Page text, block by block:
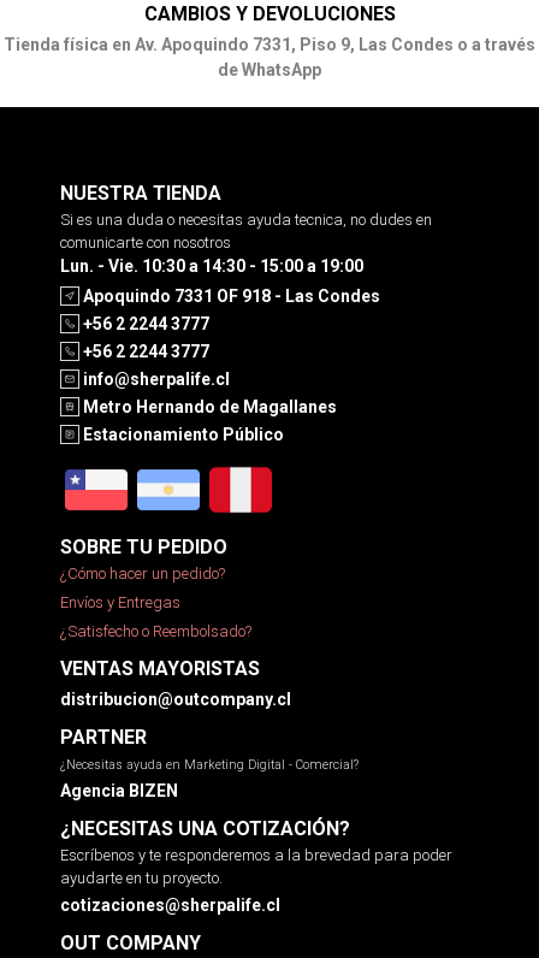
CAMBIOS Y DEVOLUCIONES
Tienda física en Av. Apoquindo 7331, Piso 9, Las Condes o a través
de WhatsApp
NUESTRA TIENDA
Si es una duda o necesitas ayuda tecnica, no dudes en
comunicarte con nosotros
Lun. - Vie. 10:30 a 14:30 - 15:00 a 19:00
Apoquindo 7331 OF 918 - Las Condes
+56 2 2244 3777
+56 2 2244 3777
info@sherpalife.cl
Metro Hernando de Magallanes
Estacionamiento Público
SOBRE TU PEDIDO
¿Cómo hacer un pedido?
Envíos y Entregas
¿Satisfecho o Reembolsado?
VENTAS MAYORISTAS
distribucion@outcompany.cl
PARTNER
¿Necesitas ayuda en Marketing Digital - Comercial?
Agencia BIZEN
¿NECESITAS UNA COTIZACIÓN?
Escríbenos y te responderemos a la brevedad para poder
ayudarte en tu proyecto.
cotizaciones@sherpalife.cl
OUT COMPANY